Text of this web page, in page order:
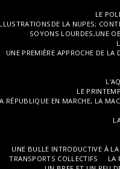
LE
LA NUPES;
SOYONS LOURDES,UNE
UNE PREMIÈRE APPROCHE DE LA
LE
RÉPUBLIQUE EN MARCHE, LA
UNE BULLE INTRODUCTIVE À
TRANSPORTS COLLECTIFS
LA